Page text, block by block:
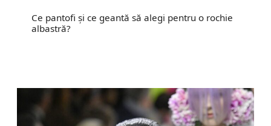
Ce pantofi și ce geantă să alegi pentru o rochie
albastră?